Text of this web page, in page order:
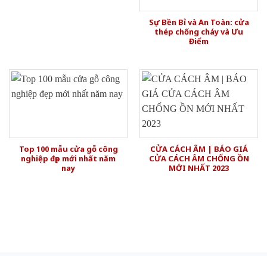
Sự Bền Bỉ và An Toàn: cửa
thép chống cháy và Ưu
Điểm
Top 100 mẫu cửa gỗ công
nghiệp đẹp mới nhất năm
nay
CỬA CÁCH ÂM | BÁO GIÁ
CỬA CÁCH ÂM CHỐNG ỒN
MỚI NHẤT 2023